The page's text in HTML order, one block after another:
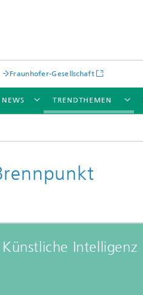
Fraunhofer-Gesellschaft
NEWS TRENDTHEMEN
Künstliche Intelligenz